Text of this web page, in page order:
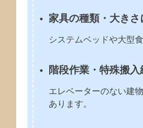
家具の種類・大きさ
システムベッドや大型
階段作業・特殊搬
エレベーターのない建
あります。